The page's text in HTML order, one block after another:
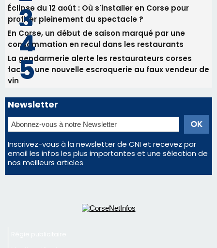
Éclipse du 12 août : Où s'installer en Corse pour
profiter pleinement du spectacle ?
En Corse, un début de saison marqué par une
consommation en recul dans les restaurants
La gendarmerie alerte les restaurateurs corses
face à une nouvelle escroquerie au faux vendeur de
vin
Newsletter
Inscrivez-vous à la newsletter de CNI et recevez par
email les infos les plus importantes et une sélection de
nos meilleurs articles